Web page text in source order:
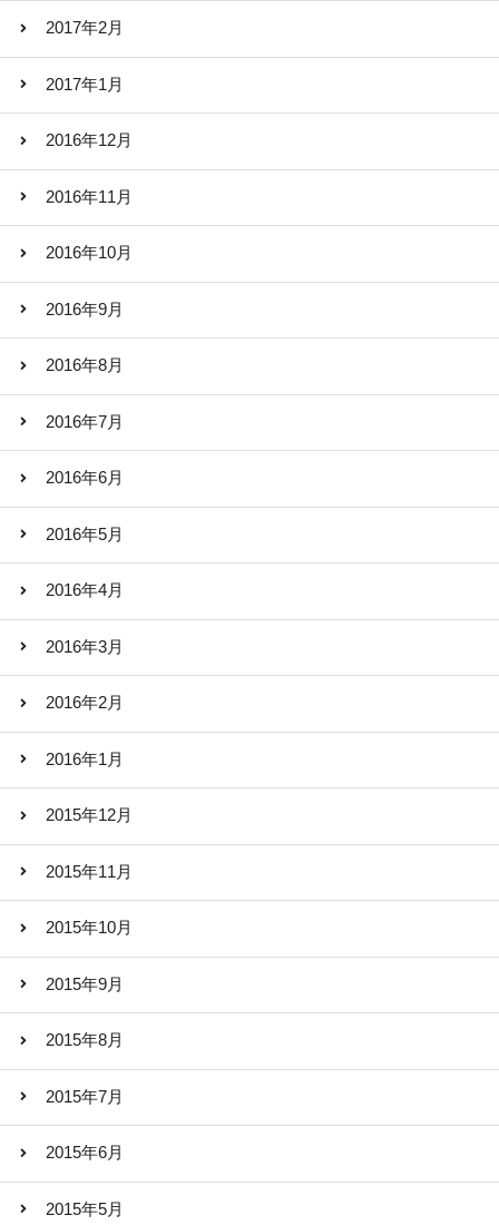
2017年2月
2017年1月
2016年12月
2016年11月
2016年10月
2016年9月
2016年8月
2016年7月
2016年6月
2016年5月
2016年4月
2016年3月
2016年2月
2016年1月
2015年12月
2015年11月
2015年10月
2015年9月
2015年8月
2015年7月
2015年6月
2015年5月